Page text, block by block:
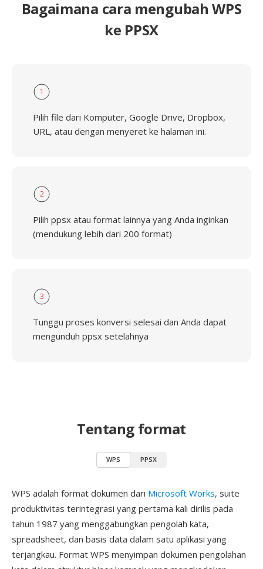
Bagaimana cara mengubah WPS
ke PPSX
1
Pilih file dari Komputer, Google Drive, Dropbox,
URL, atau dengan menyeret ke halaman ini.
2
Pilih ppsx atau format lainnya yang Anda inginkan
(mendukung lebih dari 200 format)
3
Tunggu proses konversi selesai dan Anda dapat
mengunduh ppsx setelahnya
Tentang format
WPS PPSX
WPS adalah format dokumen dari Microsoft Works, suite
produktivitas terintegrasi yang pertama kali dirilis pada
tahun 1987 yang menggabungkan pengolah kata,
spreadsheet, dan basis data dalam satu aplikasi yang
terjangkau. Format WPS menyimpan dokumen pengolahan